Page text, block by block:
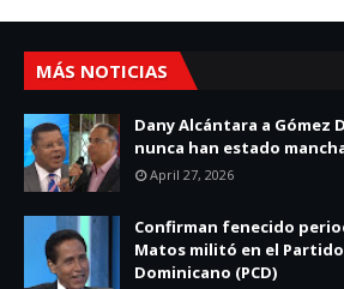
MÁS NOTICIAS
Dany Alcántara a Gómez
nunca han estado
April 27, 2026
Confirman fenecido
Matos militó en el
Dominicano (PCD)